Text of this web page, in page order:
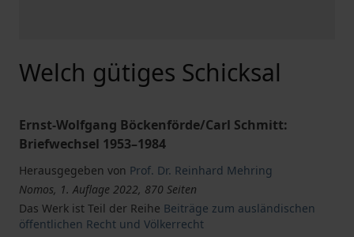
Welch gütiges Schicksal
Ernst-Wolfgang Böckenförde/Carl Schmitt:
Briefwechsel 1953–1984
Herausgegeben von Prof. Dr. Reinhard Mehring
Nomos, 1. Auflage 2022, 870 Seiten
Das Werk ist Teil der Reihe Beiträge zum ausländischen
öffentlichen Recht und Völkerrecht